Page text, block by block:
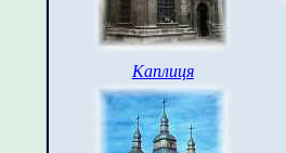
Каплиця